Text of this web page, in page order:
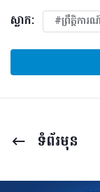
ស្លាក: #ព្រឹត្តិកា
ទំព័រ​មុន